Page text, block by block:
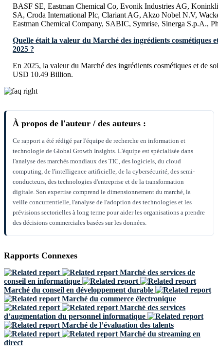
BASF SE, Eastman Chemical Co, Evonik Industries AG,
SA, Croda International Plc, Clariant AG, Akzo Nobel N.V,
Eastman Chemical Company, SABIC, Symrise, Sinerga S.p.A.,
Quelle était la valeur du Marché des ingrédients cosmétiques
2025 ?
En 2025, la valeur du Marché des ingrédients cosmétiques et de
USD 10.49 Billion.
À propos de l'auteur / des auteurs :
Ce rapport a été rédigé par l'équipe de recherche en information et
technologie de Global Growth Insights. L'équipe est spécialisée dans
l'analyse des marchés mondiaux des TIC, des logiciels, du cloud
computing, de l'intelligence artificielle, de la cybersécurité, des semi-
conducteurs, des technologies d'entreprise et de la transformation
digitale. Son expertise comprend le dimensionnement du marché, la
veille concurrentielle, l'analyse de l'adoption des technologies et les
prévisions sectorielles à long terme pour aider les organisations a prendre
des décisions commerciales basées sur les données.
Rapports Connexes
Marché des services de
conseil en informatique
Marché du conseil en développement durable
Marché du commerce électronique
Marché des services
d’augmentation du personnel informatique
Marché de l’évaluation des talents
Marché du streaming en
direct